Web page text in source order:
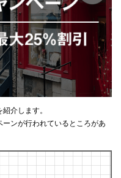
介します。
ンが行われているところがあ